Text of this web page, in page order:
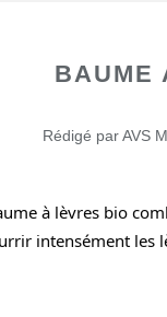
BAUME
Rédigé par AVS
à lèvres bio
intensément les